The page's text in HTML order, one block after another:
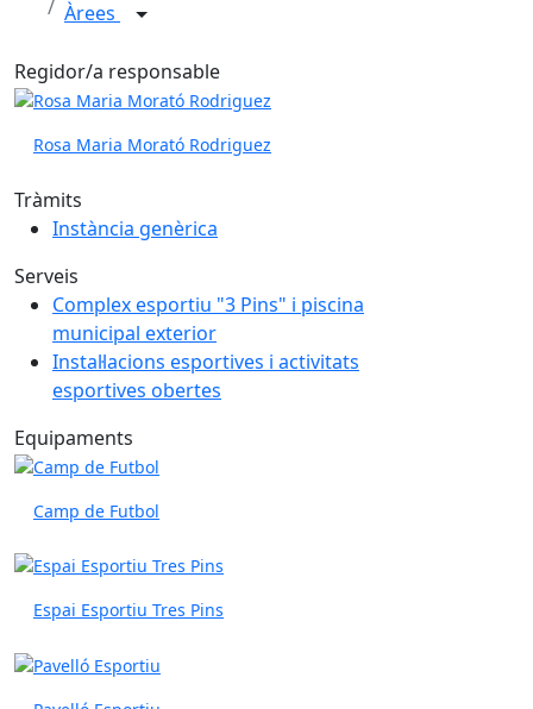
Àrees
Regidor/a responsable
Rosa Maria Morató Rodriguez
Tràmits
Instància genèrica
Serveis
Complex esportiu "3 Pins" i piscina
municipal exterior
Instal·lacions esportives i activitats
esportives obertes
Equipaments
Camp de Futbol
Espai Esportiu Tres Pins